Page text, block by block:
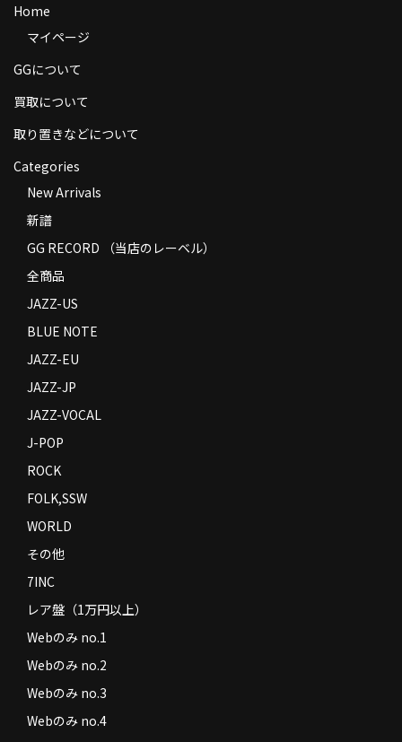
返品
コンディション
Privacy Policy
特定商取引法に基づく表示
Home
マイページ
GGについて
買取について
取り置きなどについて
Categories
New Arrivals
新譜
GG RECORD （当店のレーベル）
全商品
JAZZ-US
BLUE NOTE
JAZZ-EU
JAZZ-JP
JAZZ-VOCAL
J-POP
ROCK
FOLK,SSW
WORLD
その他
7INC
レア盤（1万円以上）
Webのみ no.1
Webのみ no.2
Webのみ no.3
Webのみ no.4